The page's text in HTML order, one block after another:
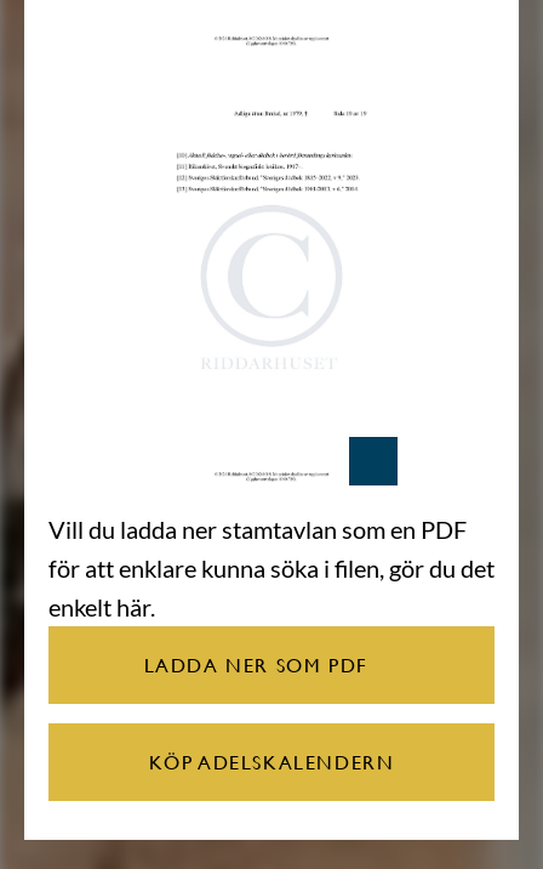
Vill du ladda ner stamtavlan som en PDF
för att enklare kunna söka i filen, gör du det
enkelt här.
LADDA NER SOM PDF
KÖP ADELSKALENDERN